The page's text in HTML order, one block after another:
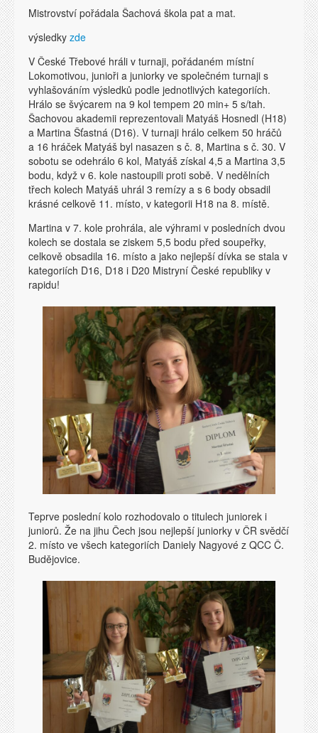
Mistrovství pořádala Šachová škola pat a mat.
výsledky zde
V České Třebové hráli v turnaji, pořádaném místní
Lokomotivou, junioři a juniorky ve společném turnaji s
vyhlašováním výsledků podle jednotlivých kategoriích.
Hrálo se švýcarem na 9 kol tempem 20 min+ 5 s/tah.
Šachovou akademii reprezentovali Matyáš Hosnedl (H18)
a Martina Šťastná (D16). V turnaji hrálo celkem 50 hráčů
a 16 hráček Matyáš byl nasazen s č. 8, Martina s č. 30. V
sobotu se odehrálo 6 kol, Matyáš získal 4,5 a Martina 3,5
bodu, když v 6. kole nastoupili proti sobě. V nedělních
třech kolech Matyáš uhrál 3 remízy a s 6 body obsadil
krásné celkově 11. místo, v kategorii H18 na 8. místě.
Martina v 7. kole prohrála, ale výhrami v posledních dvou
kolech se dostala se ziskem 5,5 bodu před soupeřky,
celkově obsadila 16. místo a jako nejlepší dívka se stala v
kategoriích D16, D18 i D20 Mistryní České republiky v
rapidu!
Teprve poslední kolo rozhodovalo o titulech juniorek i
juniorů. Že na jihu Čech jsou nejlepší juniorky v ČR svědčí
2. místo ve všech kategoriích Daniely Nagyové z QCC Č.
Budějovice.